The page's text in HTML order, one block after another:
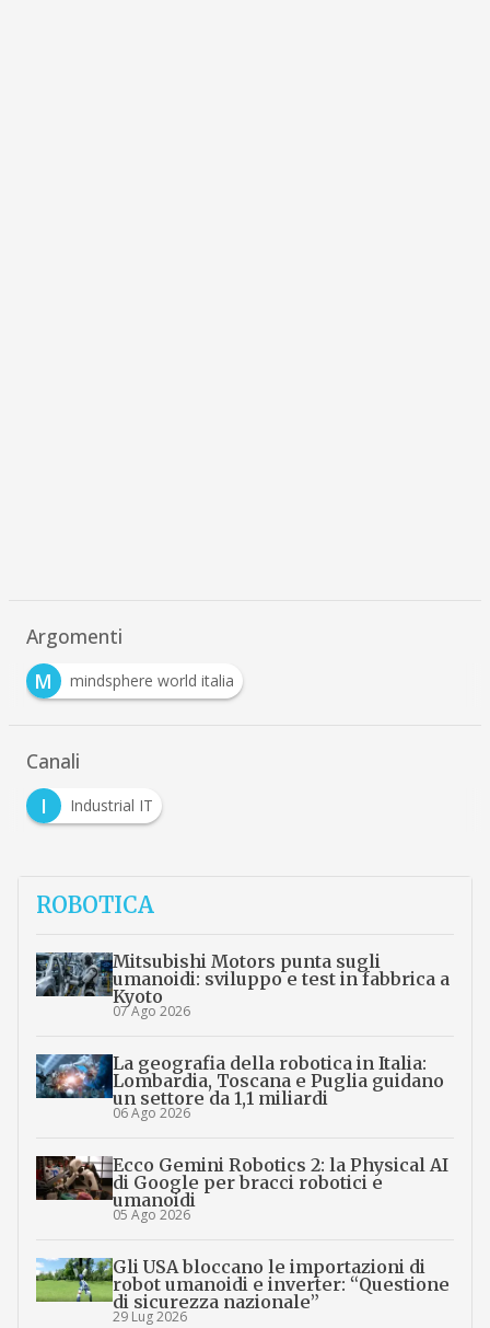
Argomenti
M
mindsphere world italia
Canali
I
Industrial IT
ROBOTICA
Mitsubishi Motors punta sugli
umanoidi: sviluppo e test in fabbrica a
Kyoto
07 Ago 2026
La geografia della robotica in Italia:
Lombardia, Toscana e Puglia guidano
un settore da 1,1 miliardi
06 Ago 2026
Ecco Gemini Robotics 2: la Physical AI
di Google per bracci robotici e
umanoidi
05 Ago 2026
Gli USA bloccano le importazioni di
robot umanoidi e inverter: “Questione
di sicurezza nazionale”
29 Lug 2026